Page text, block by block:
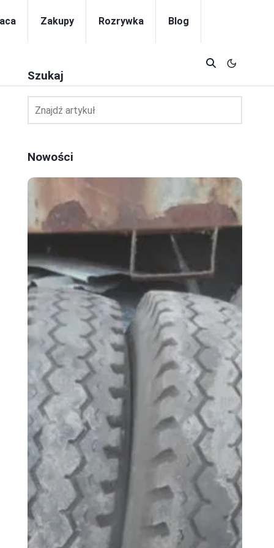
Zakupy Rozrywka Blog
Szukaj
Nowości